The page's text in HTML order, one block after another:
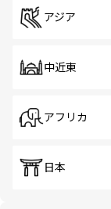
アジア
中近東
アフリカ
日本